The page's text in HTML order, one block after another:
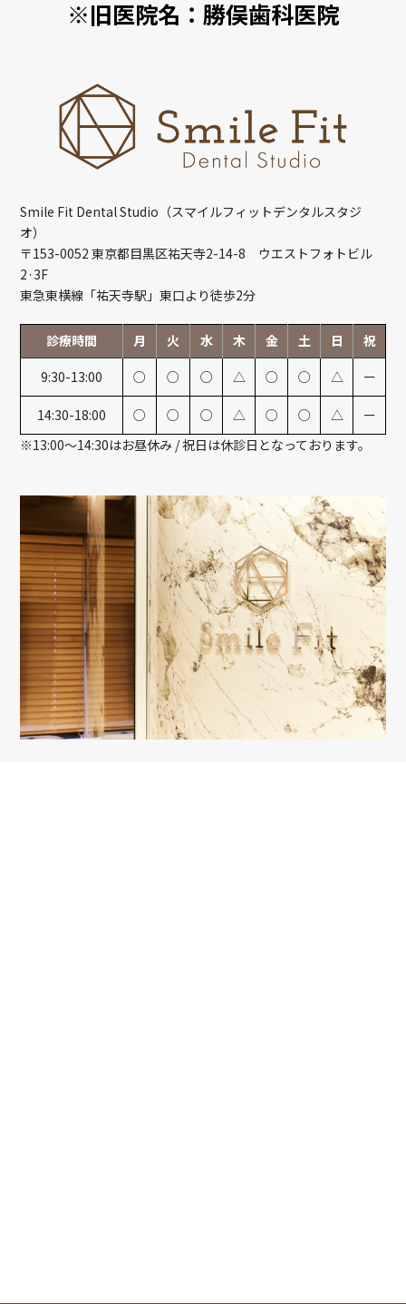
※旧医院名：勝俣歯科医院
Smile Fit Dental Studio（スマイルフィットデンタルスタジ
オ）
〒153-0052 東京都目黒区祐天寺2-14-8 ウエストフォトビル
2·3F
東急東横線「祐天寺駅」東口より徒歩2分
診療時間 月 火 水 木 金 土 日
祝
9:30-13:00
○ ○ ○ △ ○ ○ △ ー
14:30-18:00 ○ ○ ○ △ ○ ○ △
ー
※13:00～14:30はお昼休み / 祝日は休診日となっております。